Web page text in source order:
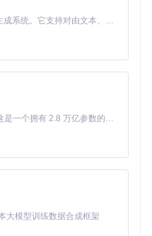
完成下载。使用trackerslist
用户数量从原来的3个增加
s，很快就完成了下
后，连接用户数从几
源，由于网络原因，原来的
MiniMax H3 是一个通用的全模态生成系统。它支持对由文本、图像、视频和音频组成的多模态上下文进行统一理解，并能生成分辨率高达 2K、时长可达 15 秒的带原生立体声音频的视频。得益于面向任务泛化的系统设计，H3 在预训练阶段就已具备广泛的多模态上下文理解与生成能力，能够出色地执行复杂的多模态指令。
Kimi K3 是Kimi能力最强的模型：这是一个拥有 2.8 万亿参数的混合专家（MoE）模型，具备原生视觉理解能力，并支持 100 万 token 的上下文窗口。
大模型训练数据合成框架